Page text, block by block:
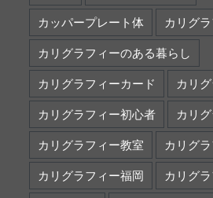
カッパープレート体 カリグ
カリグラフィーのある暮らし
カリグラフィーカード カリ
カリグラフィー初心者 カリ
カリグラフィー教室 カリグ
カリグラフィー福岡 カリグ